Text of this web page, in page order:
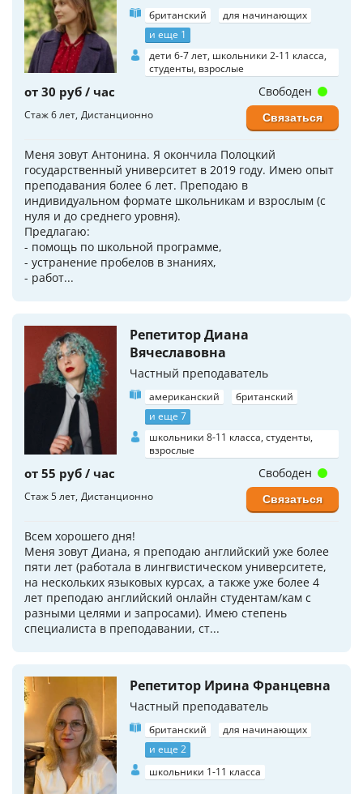
британский
для начинающих
и еще 1
дети 6-7 лет, школьники 2-11 класса,
студенты, взрослые
от 30 руб / час
Стаж 6 лет Дистанционно
Меня зовут Антонина. Я окончила Полоцкий
государственный университет в 2019 году. Имею опыт
преподавания более 6 лет. Преподаю в
индивидуальном формате школьникам и взрослым (с
нуля и до среднего уровня).
Предлагаю:
- помощь по школьной программе,
- устранение пробелов в знаниях,
- работ...
Свободен
Связаться
Репетитор Диана
Вячеславовна
Частный преподаватель
американский
британский
и еще 7
школьники 8-11 класса, студенты,
взрослые
от 55 руб / час
Стаж 5 лет Дистанционно
Всем хорошего дня!
Меня зовут Диана, я преподаю английский уже более
пяти лет (работала в лингвистическом университете,
на нескольких языковых курсах, а также уже более 4
лет преподаю английский онлайн студентам/кам с
разными целями и запросами). Имею степень
специалиста в преподавании, ст...
Свободен
Связаться
Репетитор Ирина Францевна
Частный преподаватель
британский
для начинающих
и еще 2
школьники 1-11 класса